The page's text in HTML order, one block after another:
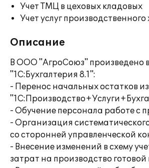
Учет ТМЦ в цеховых кладовых
Учет услуг
Описание
В ООО "АгроСоюз" произведено
"1С:Бухгалтерия 8.1":
- Перенос начальных остатков
- Обучение персонала работе с
- Организация
со сторонней управленческой
- Внесение изменений в схему
затрат на производство